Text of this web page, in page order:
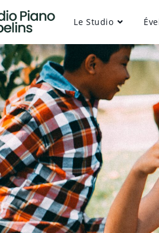
Le Studio